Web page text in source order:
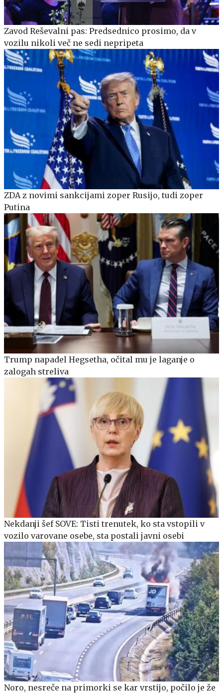
Zavod Reševalni pas: Predsednico prosimo, da v
vozilu nikoli več ne sedi nepripeta
ZDA z novimi sankcijami zoper Rusijo, tudi zoper
Putina
Trump napadel Hegsetha, očital mu je laganje o
zalogah streliva
Nekdanji šef SOVE: Tisti trenutek, ko sta vstopili v
vozilo varovane osebe, sta postali javni osebi
Noro, nesreče na primorki se kar vrstijo, počilo je že